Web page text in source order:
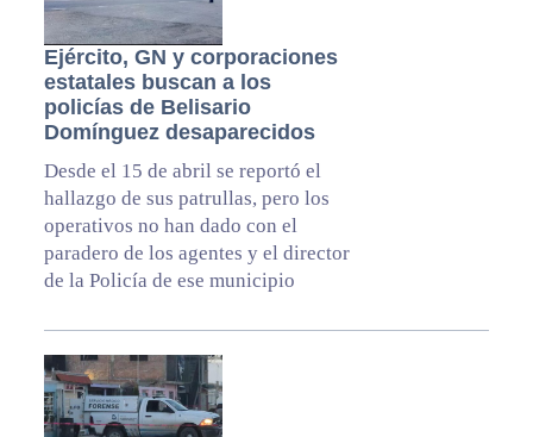
Ejército, GN y corporaciones
estatales buscan a los
policías de Belisario
Domínguez desaparecidos
Desde el 15 de abril se reportó el
hallazgo de sus patrullas, pero los
operativos no han dado con el
paradero de los agentes y el director
de la Policía de ese municipio